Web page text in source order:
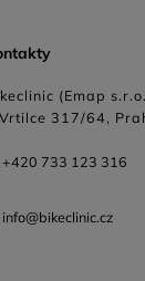
(Emap
317/64,
+420 733 123 316